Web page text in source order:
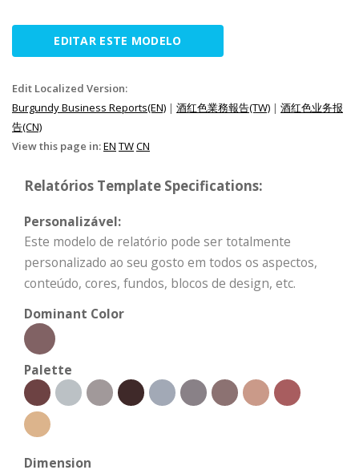
EDITAR ESTE MODELO
Edit Localized Version:
Burgundy Business Reports(EN) | 酒红色業務報告(TW) | 酒红色业务报
告(CN)
View this page in:EN TWCN
Relatórios Template Specifications:
Personalizável:
Este modelo de relatório pode ser totalmente
personalizado ao seu gosto em todos os aspectos,
conteúdo, cores, fundos, blocos de design, etc.
Dominant Color
Palette
Dimension